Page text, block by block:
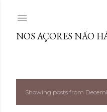
NOS AÇORES NÃO
PShowing posts from